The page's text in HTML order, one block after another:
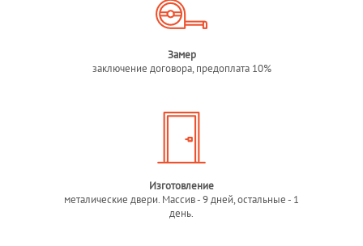
Замер
заключение договора, предоплата 10%
Изготовление
металические двери. Массив - 9 дней, остальные - 1
день.